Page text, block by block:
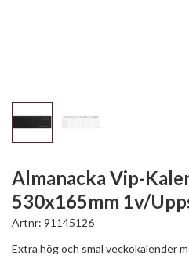
Almanacka Vip-
530x165mm 1v/
Artnr: 91145126
Extra hög och smal veckokalender